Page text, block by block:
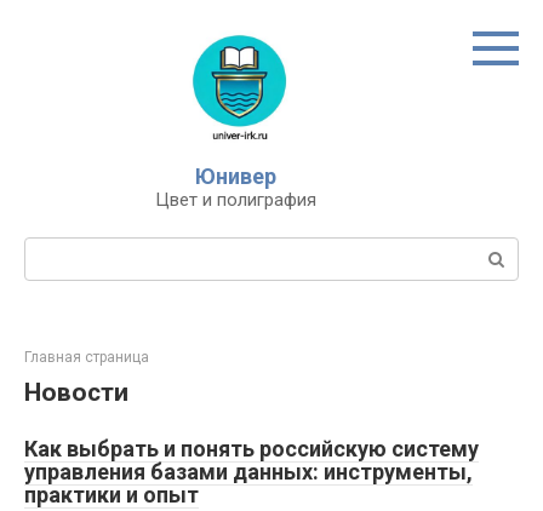
Юнивер
Цвет и полиграфия
Главная страница
Новости
Как выбрать и понять российскую систему
управления базами данных: инструменты,
практики и опыт